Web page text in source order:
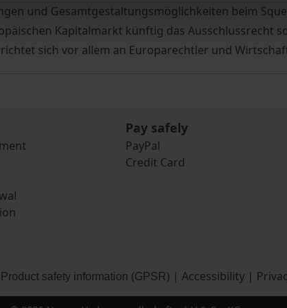
und Gesamtgestaltungsmöglichkeiten beim
Kapitalmarkt künftig das Ausschlussrecht
sich vor allem an Europarechtler und
Pay safely
PayPal
Credit Card
Product safety information (GPSR) | Accessibility |